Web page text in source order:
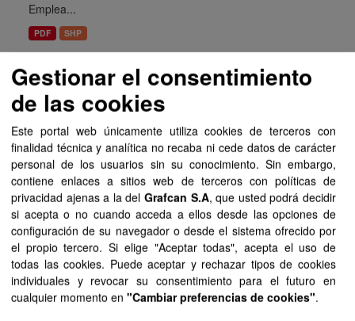
Emplea...
PDF SHP
Zonas Especiales de Conservación (ZEC) de
Canarias
Natura 2000 aprobadas según el Decreto 174/2009, de 29
de diciembre (corrección de errores)
SHP PDF
Mapa de Cultivos de Canarias
Mapa de Cultivos de Canarias
SHP CSV PDF
Gestionar el consentimiento
de las cookies
Este portal web únicamente utiliza cookies de terceros con
finalidad técnica y analítica no recaba ni cede datos de carácter
personal de los usuarios sin su conocimiento. Sin embargo,
contiene enlaces a sitios web de terceros con políticas de
privacidad ajenas a la del Grafcan S.A, que usted podrá decidir
si acepta o no cuando acceda a ellos desde las opciones de
configuración de su navegador o desde el sistema ofrecido por
el propio tercero. Si elige "Aceptar todas", acepta el uso de
todas las cookies. Puede aceptar y rechazar tipos de cookies
individuales y revocar su consentimiento para el futuro en
cualquier momento en "Cambiar preferencias de cookies".